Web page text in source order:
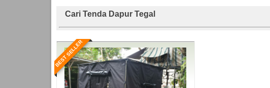
Cari Tenda Dapur Tegal
BEST SELLER